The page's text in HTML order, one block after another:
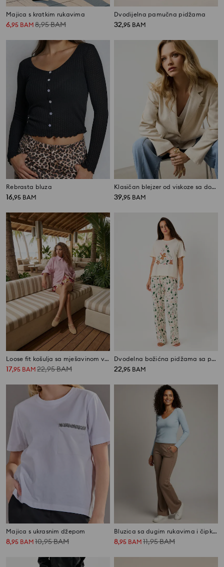
Majica s kratkim rukavima
6,95 BAM 8,95BAM
Dvodijelna pamučna pidžama
32,95 BAM
Rebrasta bluza
16,95 BAM
Klasičan blejzer od viskoze sa dodatkom lana
39,95 BAM
Loose fit košulja sa mješavinom viskoze i lana
17,95 BAM 22,95BAM
Dvodelna božićna pidžama sa printom grančica i medenjaka
22,95 BAM
Majica s ukrasnim džepom
8,95 BAM 10,95BAM
Bluzica sa dugim rukavima i čipkom na dekolteu
8,95 BAM 11,95BAM